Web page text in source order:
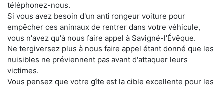
téléphonez-nous.
Si vous avez besoin d'un anti rongeur voiture pour
empêcher ces animaux de rentrer dans votre véhicule,
vous n'avez qu'à nous faire appel à Savigné-l'Évêque.
Ne tergiversez plus à nous faire appel étant donné que les
nuisibles ne préviennent pas avant d'attaquer leurs
victimes.
Vous pensez que votre gîte est la cible excellente pour les